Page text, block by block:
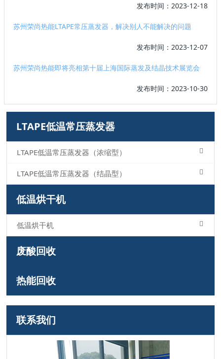
发布时间：2023-12-18
苏州荣尚热能LTAPE常压蒸发器，解决别人不能解决的问题
发布时间：2023-12-07
苏州荣尚热能即将亮相第十届上海国际蒸发及结晶技术展览会
发布时间：2023-10-30
LTAPE低温常压蒸发器
LTAPE低温常压蒸发器（浓缩型）
LTAPE低温常压蒸发器（结晶型）
低温烘干机
低温烘干机
废酸回收
热能回收
联系我们